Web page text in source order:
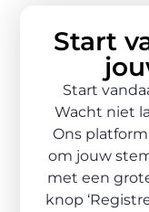
Start
Start
Wacht niet
Ons
om jouw
met een
knop